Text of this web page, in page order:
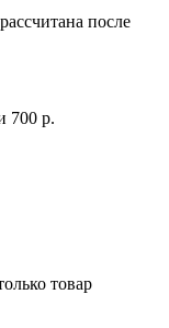
после
700 р.
товар